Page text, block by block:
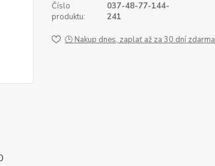
Číslo
produktu:
037-48-77-144-
241
🕒 Nakup dnes, zaplať až za 30 dní zdarma